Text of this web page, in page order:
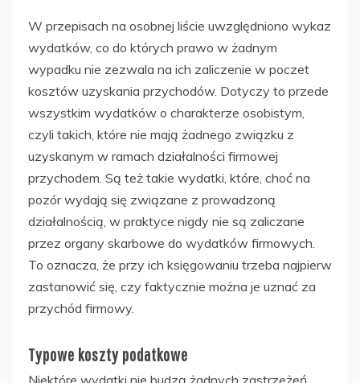
W przepisach na osobnej liście uwzględniono wykaz
wydatków, co do których prawo w żadnym
wypadku nie zezwala na ich zaliczenie w poczet
kosztów uzyskania przychodów. Dotyczy to przede
wszystkim wydatków o charakterze osobistym,
czyli takich, które nie mają żadnego związku z
uzyskanym w ramach działalności firmowej
przychodem. Są też takie wydatki, które, choć na
pozór wydają się związane z prowadzoną
działalnością, w praktyce nigdy nie są zaliczane
przez organy skarbowe do wydatków firmowych.
To oznacza, że przy ich księgowaniu trzeba najpierw
zastanowić się, czy faktycznie można je uznać za
przychód firmowy.
Typowe koszty podatkowe